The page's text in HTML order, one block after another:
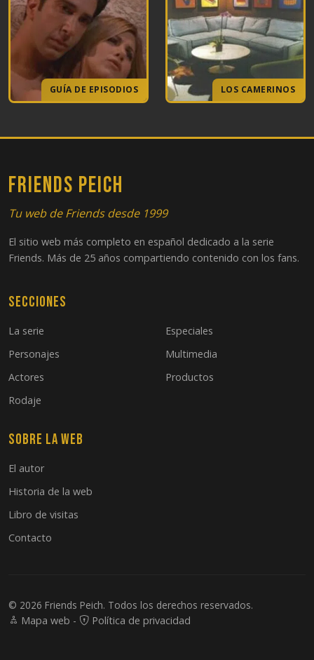
GUÍA DE EPISODIOS LOS CAMERINOS
FRIENDS PEICH
Tu web de Friends desde 1999
El sitio web más completo en español dedicado a la serie
Friends. Más de 25 años compartiendo contenido con los fans.
Secciones
La serie
Personajes
Actores
Rodaje
Especiales
Multimedia
Productos
Sobre la web
El autor
Historia de la web
Libro de visitas
Contacto
© 2026 Friends Peich. Todos los derechos reservados.
Mapa web - Política de privacidad